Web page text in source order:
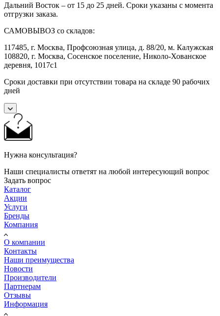
Дальний Восток – от 15 до 25 дней. Сроки указаны с момента
отгрузки заказа.
САМОВЫВОЗ со складов:
117485, г. Москва, Профсоюзная улица, д. 88/20, м. Калужская
108820, г. Москва, Сосенское поселение, Николо-Хованское
деревня, 1017с1
Сроки доставки при отсутствии товара на складе 90 рабочих
дней
Нужна консультация?
Наши специалисты ответят на любой интересующий вопрос
Задать вопрос
Каталог
Акции
Услуги
Бренды
Компания
О компании
Контакты
Наши преимущества
Новости
Производители
Партнерам
Отзывы
Информация